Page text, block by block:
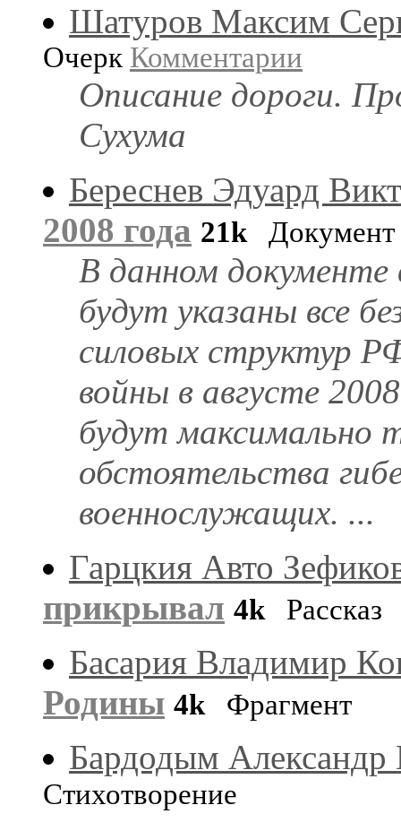
Шатуров Максим
Очерк Комментарии
Описание дороги.
Сухума
Береснев Эдуард
2008 года 21k Документ
В данном документе
будут указаны все
силовых структур
войны в августе
будут максимально
обстоятельства
военнослужащих. ...
Гарцкия Авто
прикрывал 4k Рассказ
Басария Владимир
Родины 4k Фрагмент
Бардодым Александр
Стихотворение